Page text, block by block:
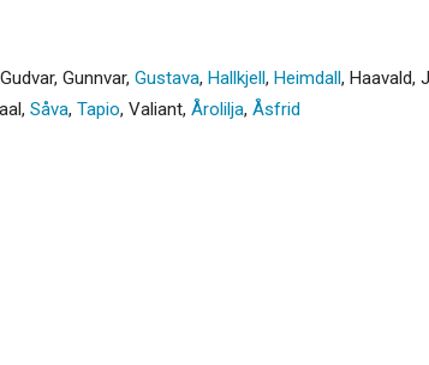
Gudvar, Gunnvar, Gustava, Hallkjell, Heimdall, Haavald,
, Såva, Tapio, Valiant, Årolilja, Åsfrid